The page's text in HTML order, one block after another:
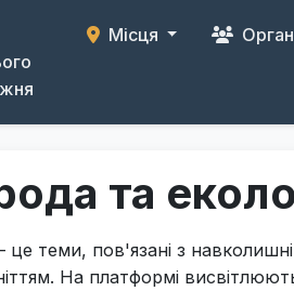
Місця
та
теми, пов'язані з
На платформі